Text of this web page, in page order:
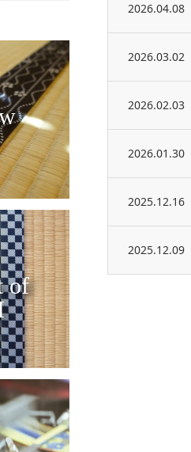
2026.04.08
2026.03.02
2026.02.03
2026.01.30
2025.12.16
2025.12.09
of